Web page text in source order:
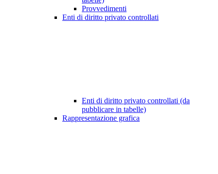
Provvedimenti
Enti di diritto privato controllati
Enti di diritto privato controllati (da
pubblicare in tabelle)
Rappresentazione grafica